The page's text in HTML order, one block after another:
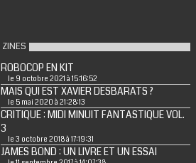
ZINES
ROBOCOP EN KIT
le 9 octobre 2021 à 15:16:52
MAIS QUI EST XAVIER DESBARATS ?
le 5 mai 2020 à 21:28:13
CRITIQUE : MIDI MINUIT FANTASTIQUE VOL.
3
le 3 octobre 2018 à 17:19:31
JAMES BOND : UN LIVRE ET UN ESSAI